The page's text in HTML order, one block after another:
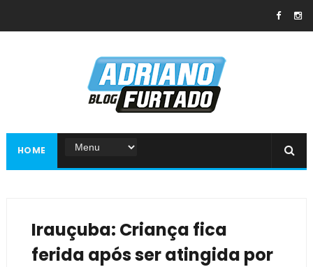
HOME
Irauçuba: Criança fica
ferida após ser atingida por